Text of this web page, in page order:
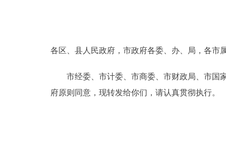
政务服务
各区、县人民政府，市政府各委、办、局，各市
市经委、市计委、市商委、市财政局、市国家
府原则同意，现转发给你们，请认真贯彻执行。